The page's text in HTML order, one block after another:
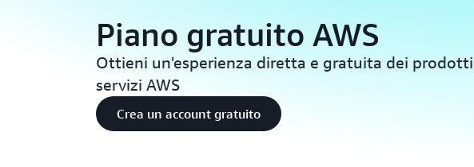
Piano gratuito AWS
Ottieni un'esperienza diretta e gratuita dei
servizi AWS
Crea un account gratuito